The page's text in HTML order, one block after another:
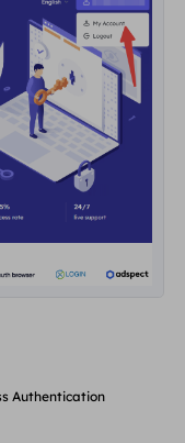
Authentication